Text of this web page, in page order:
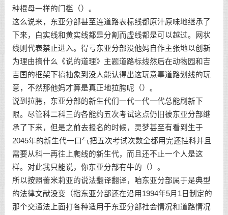
种棍母一样的门槛（）。
这么说来，东亚分部甚至连道路表标线都原汁原味地继承了
下来，白实线和黄实线都是分割而虚线都是可以越过。网状
线则代表禁止进入。得亏东亚分部没他妈自作主张地以创新
为理由搞什么《说的道理》主题道路标线然后在动物园和吉
吉国的框架下搞抽象到没人能认得出这玩意事道路划线的玩
意，不然那他妈才算是真正地拉胯呢（）。
说到拉胯，东亚分部的新生代们一代一代一代总能刷新下
限。尽管科二科三的各能约五次考试这点仍旧被东亚分部继
承了下来，但是之前去报名的时候，灵梦甚至有看到生于
2045年的新生代一口气把五次考试次数全都用完还挂科并且
需要从科一再往上爬线的新生代，而且还不止一个人是这
样。对此我只能说，你东亚分部有牛的（）。
所以按照蕾米莉亚的说法翻译翻译，咱东亚分部属于是典型
的法律文献没变（指东亚分部还在沿用1994年5月1日制定的
那个交通法上面打各种适用于东亚分部社会情况和道路情况